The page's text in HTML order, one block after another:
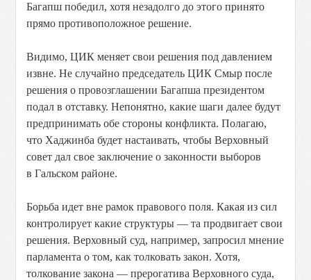
Багапш победил, хотя незадолго до этого принято
прямо противоположное решение.
Видимо, ЦИК меняет свои решения под давлением
извне. Не случайно председатель ЦИК Смыр после
решения о провозглашении Багапша президентом
подал в отставку. Непонятно, какие шаги далее будут
предпринимать обе стороны конфликта. Полагаю,
что Хаджинба будет настаивать, чтобы Верховный
совет дал свое заключение о законности выборов
в Гальском районе.
Борьба идет вне рамок правового поля. Какая из сил
контролирует какие структуры — та продвигает свои
решения. Верховный суд, например, запросил мнение
парламента о том, как толковать закон. Хотя,
толкование закона — прерогатива Верховного суда,